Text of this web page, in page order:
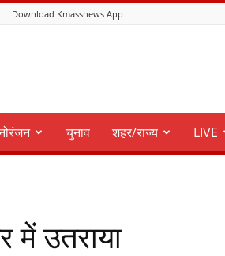
Download Kmassnews App
चुनाव शहर/राज्य LIVE
में उतराया